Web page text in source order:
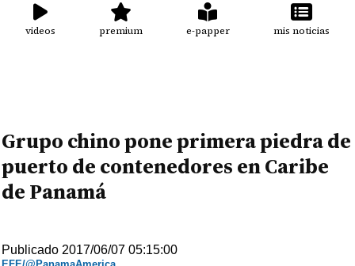
videos premium e-papper mis noticias
Grupo chino pone primera piedra de
puerto de contenedores en Caribe
de Panamá
Publicado 2017/06/07 05:15:00